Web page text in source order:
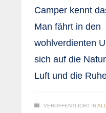
Camper kennt
Man fährt in den
wohlverdienten
sich auf die
Luft und die
VERÖFFENTLICHT IN